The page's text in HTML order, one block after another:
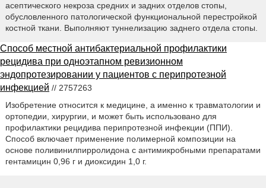
асептического некроза средних и задних отделов стопы,
обусловленного патологической функциональной перестройкой
костной ткани. Выполняют туннелизацию заднего отдела стопы.
Способ местной антибактериальной профилактики
рецидива при одноэтапном ревизионном
эндопротезировании у пациентов с перипротезной
инфекцией // 2757263
Изобретение относится к медицине, а именно к травматологии и
ортопедии, хирургии, и может быть использовано для
профилактики рецидива перипротезной инфекции (ППИ).
Способ включает применение полимерной композиции на
основе поливинилпирролидона с антимикробными препаратами
гентамицин 0,96 г и диоксидин 1,0 г.